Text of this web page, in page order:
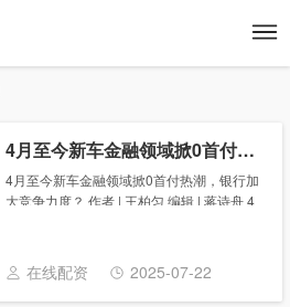
4月至今新车金融领域掀0首付热潮，银行加大竞争力度？
4月至今新车金融领域掀0首付热潮，银行加
大竞争力度？ 作者 | 王柏匀 编辑 | 蒋诗舟 4
纷纷上线相关金融产品。 各方......
在线配资 2025-07-22